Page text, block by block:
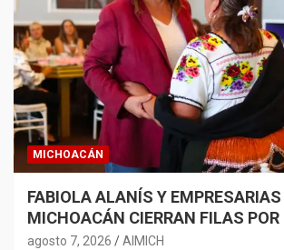
MICHOACÁN
FABIOLA ALANÍS Y EMPRESARIAS
MICHOACÁN CIERRAN FILAS POR
DESARROLLO CON PERSPECTIVA
agosto 7, 2026 AIMICH